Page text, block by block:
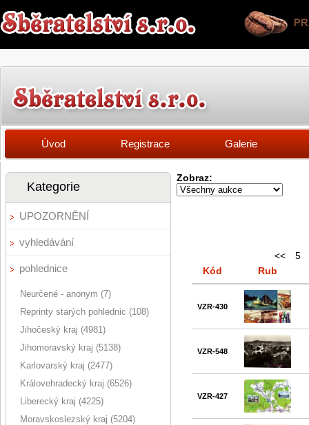
Úvod Registrace Galerie
Kategorie
UPOZORNĚNÍ
vyhledávání
pohlednice
Neurčené - anonym (7)
Reprinty starých pohlednic (108)
Jihočeský kraj (4981)
Jihomoravský kraj (5138)
Karlovarský kraj (2477)
Královehradecký kraj (6526)
Liberecký kraj (4225)
Moravskoslezský kraj (5204)
Zobraz:
<<
5
Kód
Rub
VZR-430
VZR-548
VZR-427